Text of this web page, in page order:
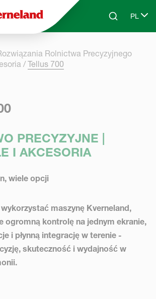
Skip to main contentSearchPL
Select
Rolnictwa Precyzyjnego
Tellus 700
PRECYZYJNE |
I AKCESORIA
wiele opcji
maszynę Kverneland,
ogromną kontrolę na jednym ekranie,
i płynną integrację w terenie -
skuteczność i wydajność w
cookies